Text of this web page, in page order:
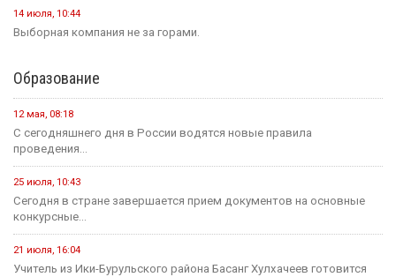
14 июля, 10:44
Выборная компания не за горами.
Образование
12 мая, 08:18
С сегодняшнего дня в России водятся новые правила
проведения...
25 июля, 10:43
Сегодня в стране завершается прием документов на основные
конкурсные...
21 июля, 16:04
Учитель из Ики-Бурульского района Басанг Хулхачеев готовится